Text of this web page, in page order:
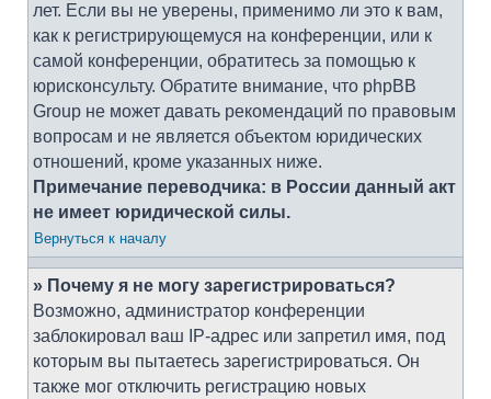
лет. Если вы не уверены, применимо ли это к вам,
как к регистрирующемуся на конференции, или к
самой конференции, обратитесь за помощью к
юрисконсульту. Обратите внимание, что phpBB
Group не может давать рекомендаций по правовым
вопросам и не является объектом юридических
отношений, кроме указанных ниже.
Примечание переводчика: в России данный акт
не имеет юридической силы.
Вернуться к началу
» Почему я не могу зарегистрироваться?
Возможно, администратор конференции
заблокировал ваш IP-адрес или запретил имя, под
которым вы пытаетесь зарегистрироваться. Он
также мог отключить регистрацию новых